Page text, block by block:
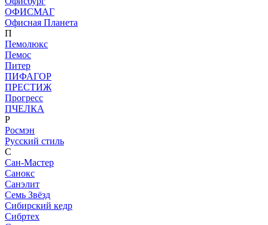
ОФИСМАГ
Офисная Планета
П
Пемолюкс
Пемос
Питер
ПИФАГОР
ПРЕСТИЖ
Прогресс
ПЧЕЛКА
Р
Росмэн
Русский стиль
С
Сан-Мастер
Санокс
Санэлит
Семь Звёзд
Сибирский кедр
Сибртех